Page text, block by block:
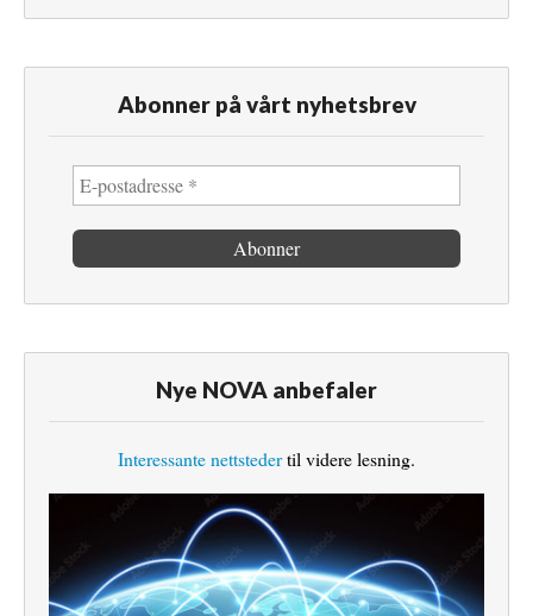
Abonner på vårt nyhetsbrev
Nye NOVA anbefaler
Interessante nettstedertil videre lesning.